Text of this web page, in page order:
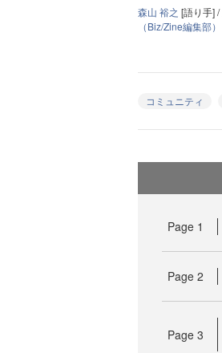
森山 裕之 [語り手] /
（Biz/Zine編集部）
コミュニティ
Page 1
Page 2
Page 3